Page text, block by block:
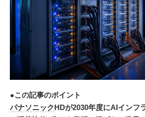
●この記事のポイント
パナソニックHDが2030年度にAIインフ